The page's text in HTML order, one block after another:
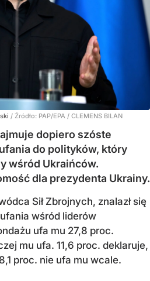
/ Źródło: PAP/EPA / CLEMENS BILAN
dopiero szóste
do polityków, który
wśród Ukraińców.
dla prezydenta Ukrainy.
Sił Zbrojnych, znalazł się
wśród liderów
ufa mu 27,8 proc.
mu ufa. 11,6 proc. deklaruje,
proc. nie ufa mu wcale.